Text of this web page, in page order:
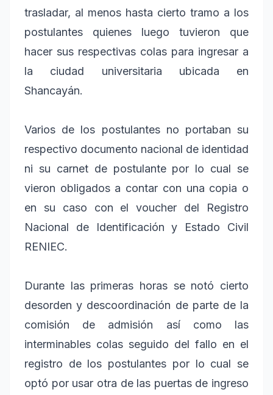
trasladar, al menos hasta cierto tramo a los
postulantes quienes luego tuvieron que
hacer sus respectivas colas para ingresar a
la ciudad universitaria ubicada en
Shancayán.
Varios de los postulantes no portaban su
respectivo documento nacional de identidad
ni su carnet de postulante por lo cual se
vieron obligados a contar con una copia o
en su caso con el voucher del Registro
Nacional de Identificación y Estado Civil
RENIEC.
Durante las primeras horas se notó cierto
desorden y descoordinación de parte de la
comisión de admisión así como las
interminables colas seguido del fallo en el
registro de los postulantes por lo cual se
optó por usar otra de las puertas de ingreso